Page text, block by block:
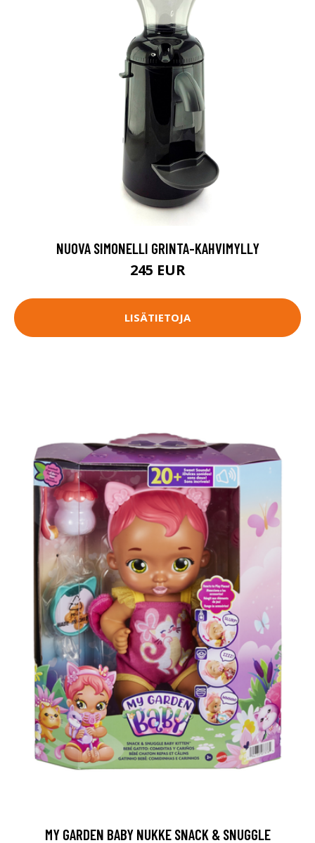
NUOVA SIMONELLI GRINTA-KAHVIMYLLY
245 EUR
LISÄTIETOJA
MY GARDEN BABY NUKKE SNACK & SNUGGLE